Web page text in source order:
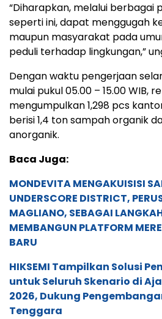
“Diharapkan, melalui berbagai
seperti ini, dapat menggugah
maupun masyarakat pada
peduli terhadap lingkungan,”
Dengan waktu pengerjaan
mulai pukul 05.00 – 15.00 WIB,
mengumpulkan 1,298 pcs
berisi 1,4 ton sampah organik
anorganik.
Baca Juga:
MONDEVITA MENGAKUISISI
UNDERSCORE DISTRICT,
MAGLIANO, SEBAGAI
MEMBANGUN PLATFORM
BARU
HIKSEMI Tampilkan Solusi
untuk Seluruh Skenario di
2026, Dukung
Tenggara